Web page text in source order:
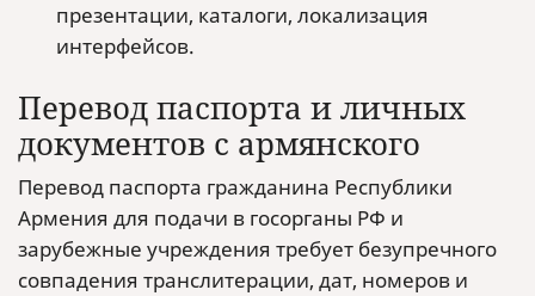
презентации, каталоги, локализация
интерфейсов.
Перевод паспорта и личных
документов с армянского
Перевод паспорта гражданина Республики
Армения для подачи в госорганы РФ и
зарубежные учреждения требует безупречного
совпадения транслитерации, дат, номеров и